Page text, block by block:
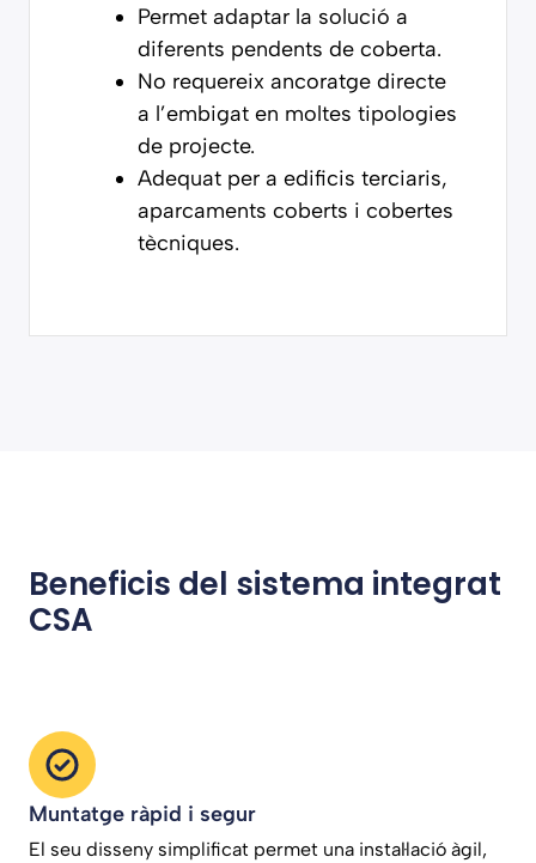
Permet adaptar la solució a
diferents pendents de coberta.
No requereix ancoratge directe
a l’embigat en moltes tipologies
de projecte.
Adequat per a edificis terciaris,
aparcaments coberts i cobertes
tècniques.
Beneficis del sistema integrat
CSA
Muntatge ràpid i segur
El seu disseny simplificat permet una instal·lació àgil,